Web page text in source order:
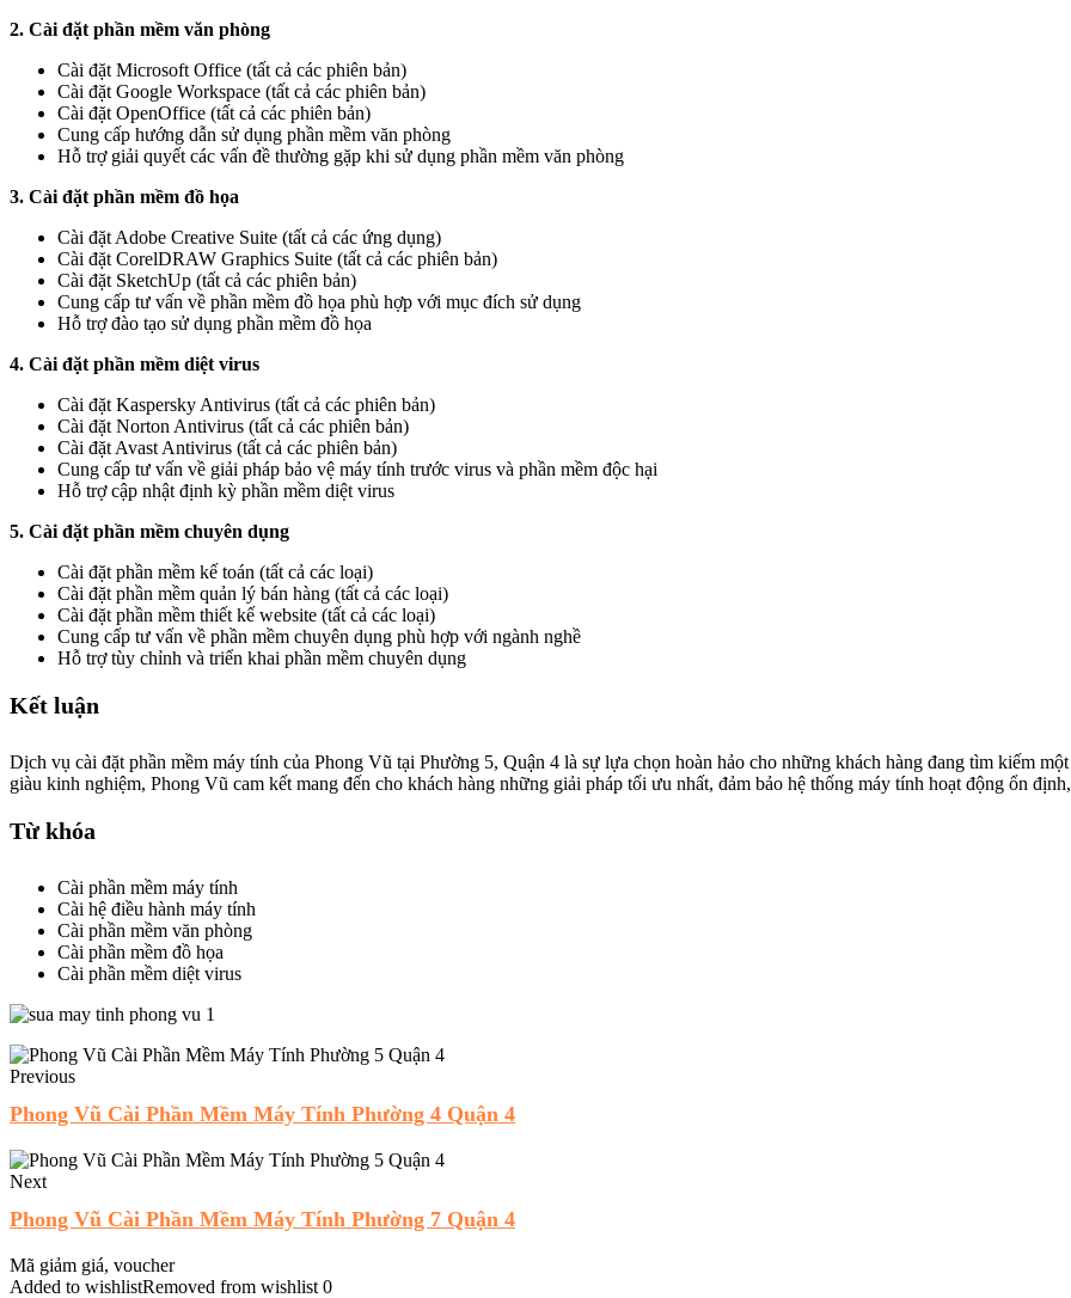
2. Cài đặt phần mềm văn phòng
Cài đặt Microsoft Office (tất cả các phiên bản)
Cài đặt Google Workspace (tất cả các phiên bản)
Cài đặt OpenOffice (tất cả các phiên bản)
Cung cấp hướng dẫn sử dụng phần mềm văn phòng
Hỗ trợ giải quyết các vấn đề thường gặp khi sử dụng phần mềm văn phòng
3. Cài đặt phần mềm đồ họa
Cài đặt Adobe Creative Suite (tất cả các ứng dụng)
Cài đặt CorelDRAW Graphics Suite (tất cả các phiên bản)
Cài đặt SketchUp (tất cả các phiên bản)
Cung cấp tư vấn về phần mềm đồ họa phù hợp với mục đích sử dụng
Hỗ trợ đào tạo sử dụng phần mềm đồ họa
4. Cài đặt phần mềm diệt virus
Cài đặt Kaspersky Antivirus (tất cả các phiên bản)
Cài đặt Norton Antivirus (tất cả các phiên bản)
Cài đặt Avast Antivirus (tất cả các phiên bản)
Cung cấp tư vấn về giải pháp bảo vệ máy tính trước virus và phần mềm độc hại
Hỗ trợ cập nhật định kỳ phần mềm diệt virus
5. Cài đặt phần mềm chuyên dụng
Cài đặt phần mềm kế toán (tất cả các loại)
Cài đặt phần mềm quản lý bán hàng (tất cả các loại)
Cài đặt phần mềm thiết kế website (tất cả các loại)
Cung cấp tư vấn về phần mềm chuyên dụng phù hợp với ngành nghề
Hỗ trợ tùy chỉnh và triển khai phần mềm chuyên dụng
Kết luận
Dịch vụ cài đặt phần mềm máy tính của Phong Vũ tại Phường 5, Quận 4 là sự lựa chọn hoàn hảo cho những khách hàng đang tìm kiếm
giàu kinh nghiệm, Phong Vũ cam kết mang đến cho khách hàng những giải pháp tối ưu nhất, đảm bảo hệ thống máy tính hoạt động ổn
Từ khóa
Cài phần mềm máy tính
Cài hệ điều hành máy tính
Cài phần mềm văn phòng
Cài phần mềm đồ họa
Cài phần mềm diệt virus
Previous
Phong Vũ Cài Phần Mềm Máy Tính Phường 4 Quận 4
Next
Phong Vũ Cài Phần Mềm Máy Tính Phường 7 Quận 4
Mã giảm giá, voucher
Added to wishlistRemoved from wishlist 0